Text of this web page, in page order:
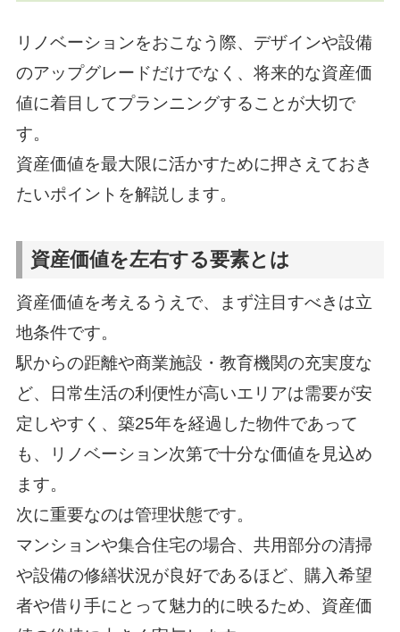
リノベーションをおこなう際、デザインや設備
のアップグレードだけでなく、将来的な資産価
値に着目してプランニングすることが大切で
す。
資産価値を最大限に活かすために押さえておき
たいポイントを解説します。
資産価値を左右する要素とは
資産価値を考えるうえで、まず注目すべきは立
地条件です。
駅からの距離や商業施設・教育機関の充実度な
ど、日常生活の利便性が高いエリアは需要が安
定しやすく、築25年を経過した物件であって
も、リノベーション次第で十分な価値を見込め
ます。
次に重要なのは管理状態です。
マンションや集合住宅の場合、共用部分の清掃
や設備の修繕状況が良好であるほど、購入希望
者や借り手にとって魅力的に映るため、資産価